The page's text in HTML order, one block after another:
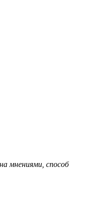
мнениями, способ